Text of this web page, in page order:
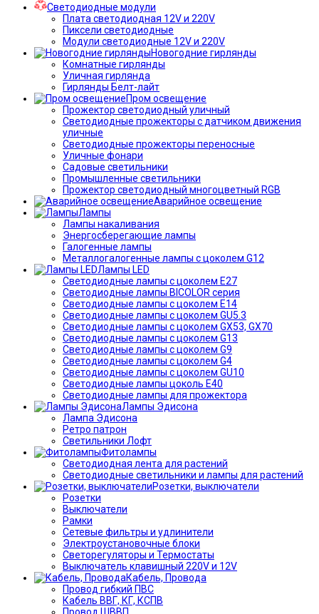
Светодиодные модули
Плата светодиодная 12V и 220V
Пиксели светодиодные
Модули светодиодные 12V и 220V
Новогодние гирлянды
Комнатные гирлянды
Уличная гирлянда
Гирлянды Белт-лайт
Пром освещение
Прожектор светодиодный уличный
Светодиодные прожекторы с датчиком движения
уличные
Светодиодные прожекторы переносные
Уличные фонари
Садовые светильники
Промышленные светильники
Прожектор светодиодный многоцветный RGB
Аварийное освещение
Лампы
Лампы накаливания
Энергосберегающие лампы
Галогенные лампы
Металлогалогенные лампы с цоколем G12
Лампы LED
Светодиодные лампы с цоколем E27
Светодиодные лампы BICOLOR серия
Светодиодные лампы с цоколем E14
Светодиодные лампы с цоколем GU5.3
Светодиодные лампы с цоколем GX53, GX70
Светодиодные лампы с цоколем G13
Светодиодные лампы с цоколем G9
Светодиодные лампы с цоколем G4
Светодиодные лампы с цоколем GU10
Светодиодные лампы цоколь Е40
Светодиодные лампы для прожектора
Лампы Эдисона
Лампа Эдисона
Ретро патрон
Светильники Лофт
Фитолампы
Светодиодная лента для растений
Светодиодные светильники и лампы для растений
Розетки, выключатели
Розетки
Выключатели
Рамки
Сетевые фильтры и удлинители
Электроустановочные блоки
Светорегуляторы и Термостаты
Выключатель клавишный 220V и 12V
Кабель, Провода
Провод гибкий ПВС
Кабель ВВГ, КГ, КСПВ
Провод ШВВП